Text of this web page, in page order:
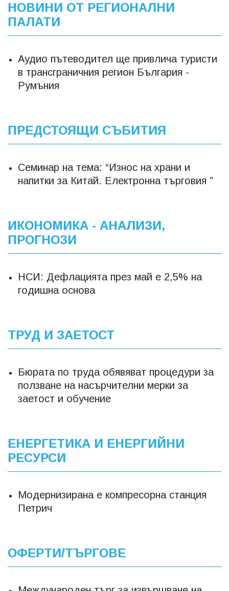
НОВИНИ ОТ РЕГИОНАЛНИ
ПАЛАТИ
Аудио пътеводител ще привлича туристи
в трансграничния регион България -
Румъния
ПРЕДСТОЯЩИ СЪБИТИЯ
Семинар на тема: “Износ на храни и
напитки за Китай. Електронна търговия ”
ИКОНОМИКА - АНАЛИЗИ,
ПРОГНОЗИ
НСИ: Дефлацията през май е 2,5% на
годишна основа
ТРУД И ЗАЕТОСТ
Бюрата по труда обявяват процедури за
ползване на насърчителни мерки за
заетост и обучение
ЕНЕРГЕТИКА И ЕНЕРГИЙНИ
РЕСУРСИ
Модернизирана е компресорна станция
Петрич
ОФЕРТИ/ТЪРГОВЕ